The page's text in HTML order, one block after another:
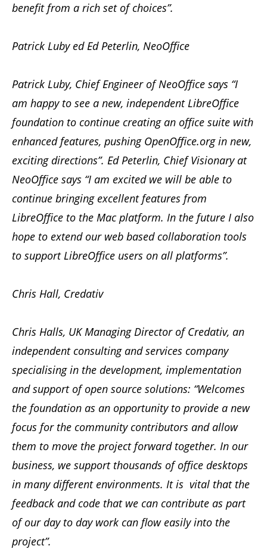
benefit from a rich set of choices”.
Patrick Luby ed Ed Peterlin, NeoOffice
Patrick Luby, Chief Engineer of NeoOffice says “I
am happy to see a new, independent LibreOffice
foundation to continue creating an office suite with
enhanced features, pushing OpenOffice.org in new,
exciting directions”. Ed Peterlin, Chief Visionary at
NeoOffice says “I am excited we will be able to
continue bringing excellent features from
LibreOffice to the Mac platform. In the future I also
hope to extend our web based collaboration tools
to support LibreOffice users on all platforms”.
Chris Hall, Credativ
Chris Halls, UK Managing Director of Credativ, an
independent consulting and services company
specialising in the development, implementation
and support of open source solutions: “Welcomes
the foundation as an opportunity to provide a new
focus for the community contributors and allow
them to move the project forward together. In our
business, we support thousands of office desktops
in many different environments. It is vital that the
feedback and code that we can contribute as part
of our day to day work can flow easily into the
project”.